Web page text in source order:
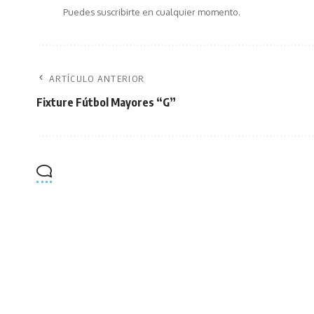
Puedes suscribirte en cualquier momento.
ARTÍCULO ANTERIOR
Fixture Fútbol Mayores “G”